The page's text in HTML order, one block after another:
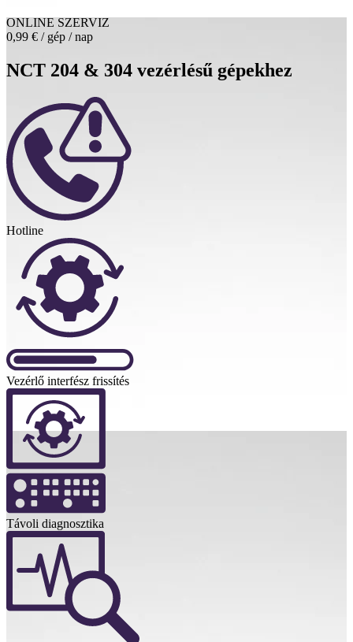
ONLINE SZERVIZ
0,99 € / gép / nap
NCT 204 & 304 vezérlésű gépekhez
Hotline
Vezérlő interfész frissítés
Távoli diagnosztika